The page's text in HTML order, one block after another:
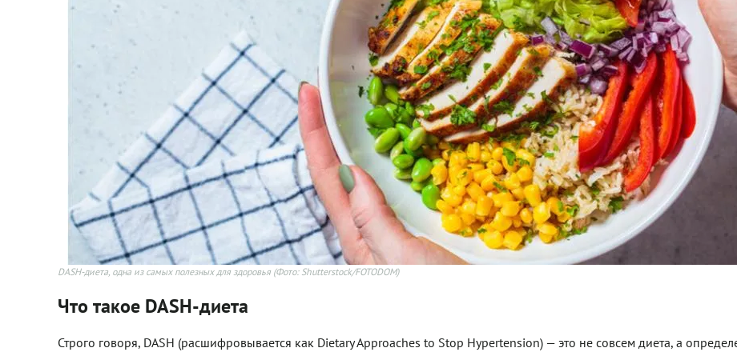
DASH-диета, одна из самых полезных для здоровья (Фото: Shutterstock/FOTODOM)
Что такое DASH-диета
Строго говоря, DASH (расшифровывается как Dietary Approaches to Stop Hypertension) — это не совсем диета, а